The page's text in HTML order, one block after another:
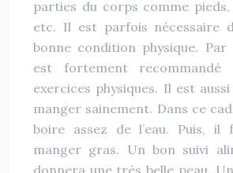
parties du corps comme pieds,
etc. Il est parfois nécessaire
bonne condition physique. Par
est fortement
exercices physiques. Il est
manger sainement. Dans ce
boire assez de l’eau. Puis, il
manger gras. Un bon suivi
donnera une très belle peau.